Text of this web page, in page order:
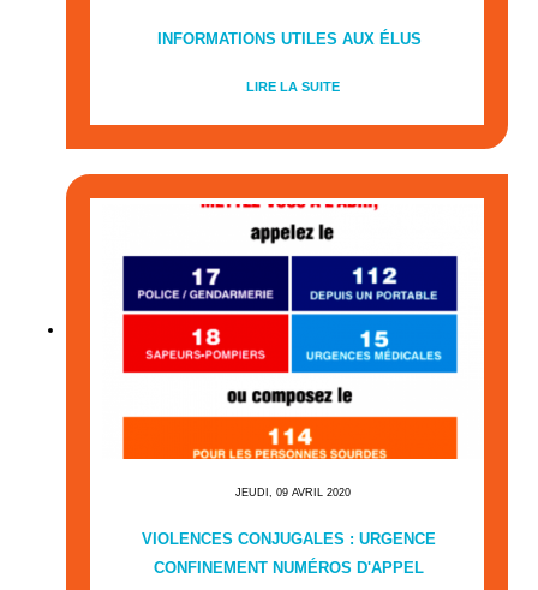
INFORMATIONS UTILES AUX ÉLUS
LIRE LA SUITE
JEUDI, 09 AVRIL 2020
VIOLENCES CONJUGALES : URGENCE
CONFINEMENT NUMÉROS D'APPEL